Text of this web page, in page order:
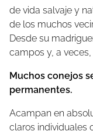
de vida salvaje y
de los muchos
Desde su
campos y, a
Muchos conejos
permanentes.
Acampan en
claros individuales